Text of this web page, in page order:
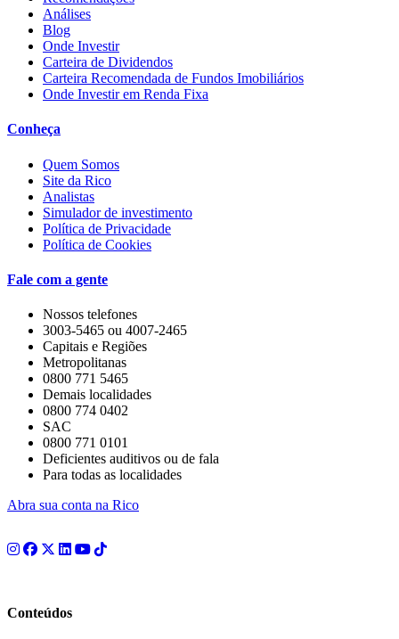
Análises
Blog
Onde Investir
Carteira de Dividendos
Carteira Recomendada de Fundos Imobiliários
Onde Investir em Renda Fixa
Conheça
Quem Somos
Site da Rico
Analistas
Simulador de investimento
Política de Privacidade
Política de Cookies
Fale com a gente
Nossos telefones
3003-5465 ou 4007-2465
Capitais e Regiões
Metropolitanas
0800 771 5465
Demais localidades
0800 774 0402
SAC
0800 771 0101
Deficientes auditivos ou de fala
Para todas as localidades
Abra sua conta na Rico
Conteúdos